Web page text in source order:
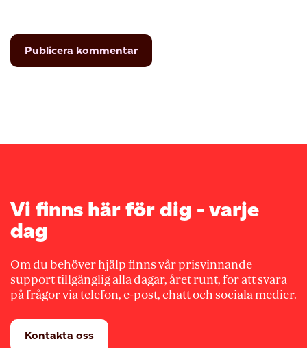
Vi finns här för dig - varje
dag
Om du behöver hjälp finns vår prisvinnande
support tillgänglig alla dagar, året runt, for att svara
på frågor via telefon, e-post, chatt och sociala medier.
Kontakta oss